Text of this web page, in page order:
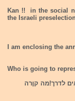
Kan !! in the social
the Israeli
I am enclosing the
Who is going to
לדרך!מה קןרה